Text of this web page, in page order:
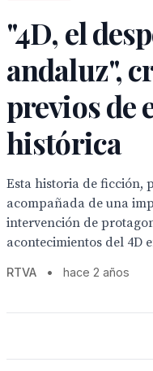
"4D, el
andaluz",
previos de
histórica
Esta historia de ficción,
acompañada de una
intervención de
acontecimientos del 4D
RTVA • hace 2 años